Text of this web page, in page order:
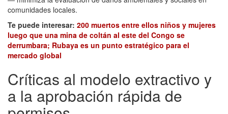
comunidades locales.
Te puede interesar: 200 muertos entre ellos niños y mujeres
luego que una mina de coltán al este del Congo se
derrumbara; Rubaya es un punto estratégico para el
mercado global
Críticas al modelo extractivo y
a la aprobación rápida de